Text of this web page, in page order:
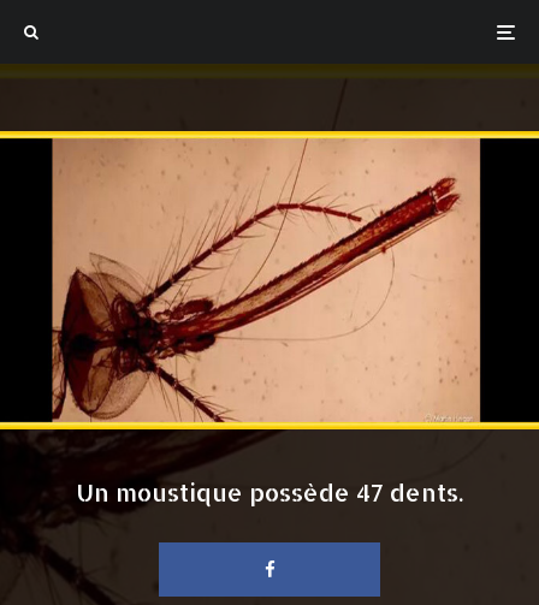
Un moustique possède 47 dents.